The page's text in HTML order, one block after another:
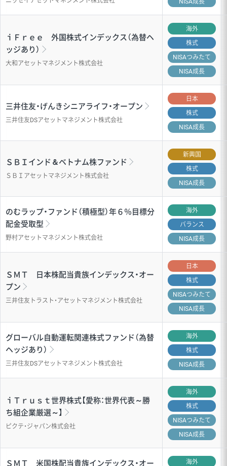
ｉＦｒｅｅ 外国株式インデックス（為替ヘ
ッジあり）
大和アセットマネジメント株式会社
海外
株式
NISAつみたて
NISA成長
三井住友・げんきシニアライフ・オープン
三井住友DSアセットマネジメント株式会社
日本
株式
NISA成長
ＳＢＩインド＆ベトナム株ファンド
ＳＢＩアセットマネジメント株式会社
新興国
株式
NISA成長
のむラップ・ファンド（積極型）年６％目標分
配金受取型
野村アセットマネジメント株式会社
海外
バランス
NISA成長
ＳＭＴ 日本株配当貴族インデックス・オー
プン
三井住友トラスト・アセットマネジメント株式会社
日本
株式
NISAつみたて
NISA成長
グローバル自動運転関連株式ファンド（為替
ヘッジあり）
三井住友DSアセットマネジメント株式会社
海外
株式
NISA成長
ｉＴｒｕｓｔ世界株式【愛称：世界代表～勝
ち組企業厳選～】
ピクテ・ジャパン株式会社
海外
株式
NISAつみたて
NISA成長
ＳＭＴ 米国株配当貴族インデックス・オー
海外